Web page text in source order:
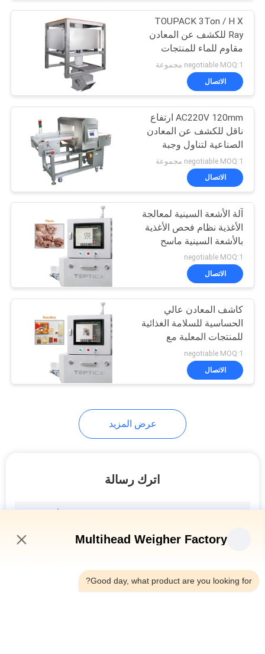
آلة تغليف الفواكه
والخضروات
77
آلة تغليف المواد
الغذائية المجمدة
60
آلة تعبئة المكسرات
61
آلة الوزن والملء
آلة تعبئة الحبيبات
TOUPACK 3Ton / H X
Ray للكشف عن المعادن
مقاوم للماء للمنتجات
المسحوقة
negotiable MOQ:1 مجموعة
الاتصال
AC220V 120mm ارتفاع
ناقل للكشف عن المعادن
الصناعية لتناول وجبة
خفيفة
negotiable MOQ:1 مجموعة
الاتصال
آلة الأشعة السينية لمعالجة
الأغذية نظام فحص الأغذية
بالأشعة السينية ماسح
الأغذية بالأشعة السينية
negotiable MOQ:1
الاتصال
كاشف المعادن عالي
الحساسية للسلامة الغذائية
للمنتجات المعلبة مع
الرفضين
negotiable MOQ:1
الاتصال
عرض المزيد
اترك رسالة
Multihead Weigher Factory
Good day, what product are you looking for?